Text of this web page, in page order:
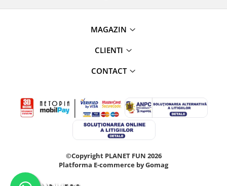
MAGAZIN
CLIENTI
CONTACT
©Copyright PLANET FUN 2026
Platforma E-commerce by Gomag